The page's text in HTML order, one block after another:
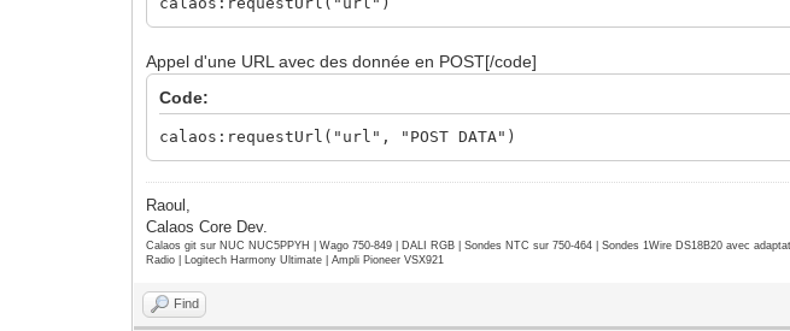
Appel d'une URL avec des donnée en POST[/code]
Code:
calaos:requestUrl("url", "POST DATA")
Raoul,
Calaos Core Dev.
Calaos git sur NUC NUC5PPYH | Wago 750-849 | DALI RGB | Sondes NTC sur 750-464 | Sondes 1Wire DS18B20 avec
Radio | Logitech Harmony Ultimate | Ampli Pioneer VSX921
Find